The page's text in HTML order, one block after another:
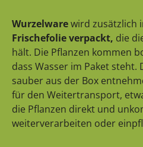
Wurzelwarewird zusätzlich
Frischefolie verpackt, die
hält. Die Pflanzen kommen
dass Wasser im Paket steht.
sauber aus der Box
für den Weitertransport,
die Pflanzen direkt und
weiterverarbeiten oder